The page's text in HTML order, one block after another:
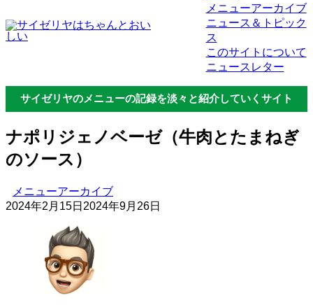
メニューアーカイブ
ニュース＆トピック
ス
このサイトについて
ニュースレター
サイゼリヤのメニューの記録を淡々と紹介していくサイト
ナポリジェノベーゼ（牛肉とたまねぎ
のソース）
メニューアーカイブ
2024年2月15日 2024年9月26日